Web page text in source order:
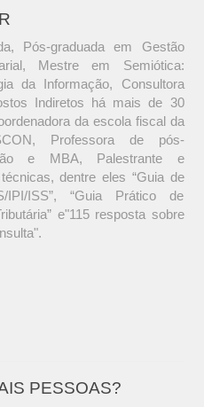
Pós-graduada em Gestão
Mestre em Semiótica:
da Informação, Consultora
Indiretos há mais de 30
da escola fiscal da
Professora de pós-
e MBA, Palestrante e
dentre eles “Guia de
ISS”, “Guia Prático de
e"115 resposta sobre
PESSOAS?